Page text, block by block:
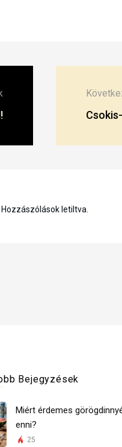
Hozzászólások letiltva.
Bejegyzések
Miért érdemes
enni?
25